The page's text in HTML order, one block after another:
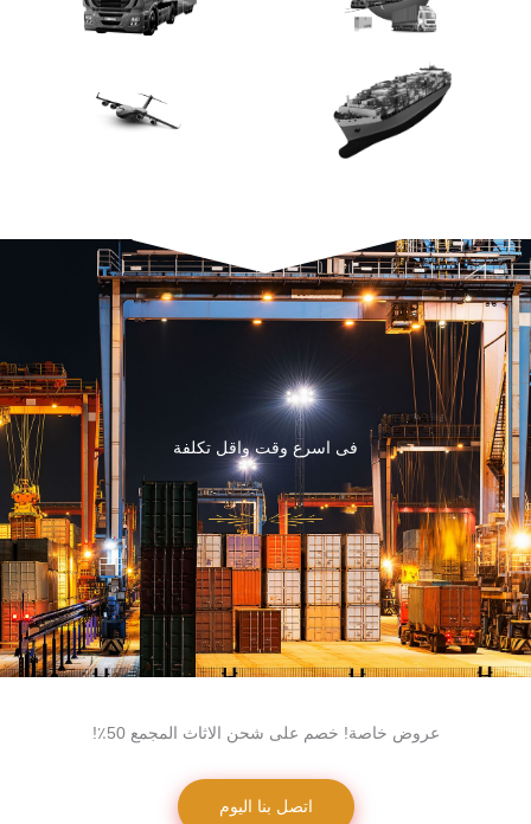
فى اسرع وقت واقل تكلفة
عروض خاصة! خصم على شحن الاثاث المجمع 50٪!
اتصل بنا اليوم